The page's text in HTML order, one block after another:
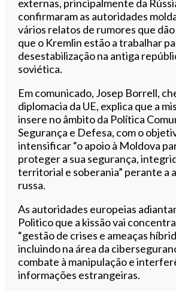
externas, principalmente da
confirmaram as autoridades
vários relatos de rumores que
que o Kremlin estão a trabalhar
desestabilização na antiga
soviética.
Em comunicado, Josep Borrell,
diplomacia da UE, explica que a
insere no âmbito da Política
Segurança e Defesa, com o
intensificar “o apoio à Moldova
proteger a sua segurança,
territorial e soberania” perante a
russa.
As autoridades europeias
Politico que a kissão vai
“gestão de crises e ameaças
incluindo na área da
combate à manipulação e
informações estrangeiras.